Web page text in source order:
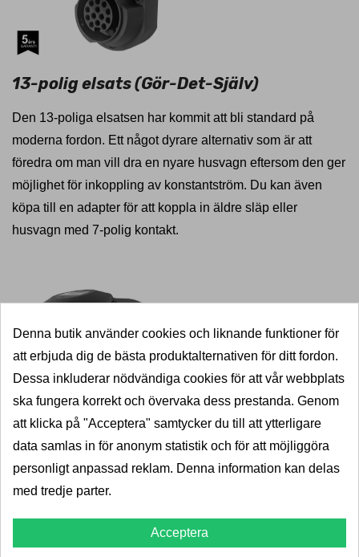
13-polig elsats (Gör-Det-Själv)
Den 13-poliga elsatsen har kommit att bli standard på
moderna fordon. Ett något dyrare alternativ som är att
föredra om man vill dra en nyare husvagn eftersom den ger
möjlighet för inkoppling av konstantström. Du kan även
köpa till en adapter för att koppla in äldre släp eller
husvagn med 7-polig kontakt.
13-polig elsats (Bilspecifik)
Den 13-poliga bilspecifika elsatsen är mycket lik OEM-
elsatsen som biltillverkaren tillhandarhåller. Elsatsen
kommunicerar med bilens ECU vilket kan ge ytterligare
aktivering i bilens mjukvara vilket kan göras i en av våra
Denna butik använder cookies och liknande funktioner för
att erbjuda dig de bästa produktalternativen för ditt fordon.
Dessa inkluderar nödvändiga cookies för att vår webbplats
ska fungera korrekt och övervaka dess prestanda. Genom
att klicka på "Acceptera" samtycker du till att ytterligare
data samlas in för anonym statistik och för att möjliggöra
personligt anpassad reklam. Denna information kan delas
med tredje parter.
Acceptera